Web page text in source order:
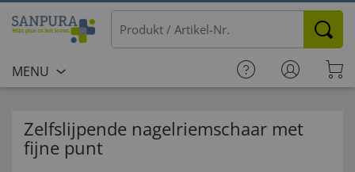
MENU
Zelfslijpende nagelriemschaar met
fijne punt